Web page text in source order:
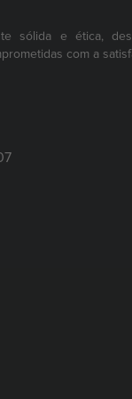
sólida e ética,
com a